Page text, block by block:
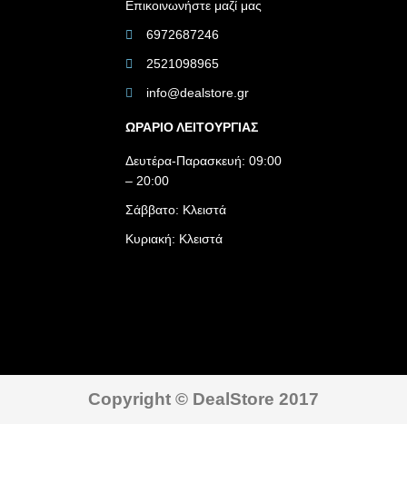
Επικοινωνήστε μαζί μας
6972687246
2521098965
info@dealstore.gr
ΩΡΑΡΙΟ ΛΕΙΤΟΥΡΓΙΑΣ​
Δευτέρα-Παρασκευή: 09:00
– 20:00
Σάββατο: Κλειστά
Κυριακή: Κλειστά
Copyright © DealStore 2017